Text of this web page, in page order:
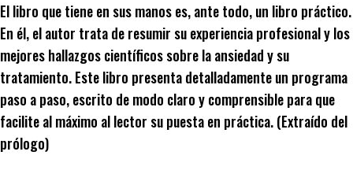
El libro que tiene en sus manos es, ante todo, un libro práctico.
En él, el autor trata de resumir su experiencia profesional y los
mejores hallazgos científicos sobre la ansiedad y su
tratamiento. Este libro presenta detalladamente un programa
paso a paso, escrito de modo claro y comprensible para que
facilite al máximo al lector su puesta en práctica. (Extraído del
prólogo)